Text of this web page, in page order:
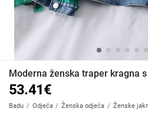
Moderna ženska traper kragna
53.41€
Badu Odjeća Ženska odjeća Ženske